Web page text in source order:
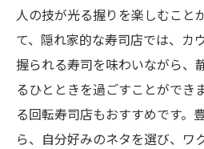
人の技が光る握りを楽しむこと
て、隠れ家的な寿司店では、カ
握られる寿司を味わいながら、
るひとときを過ごすことができ
る回転寿司店もおすすめです。
ら、自分好みのネタを選び、ワ